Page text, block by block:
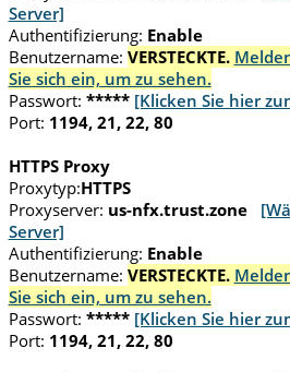
Server]
Authentifizierung: Enable
Benutzername: VERSTECKTE.
Sie sich ein, um zu sehen.
Passwort: ***** [Klicken Sie hier
Port: 1194, 21, 22, 80
HTTPS Proxy
Proxytyp:HTTPS
Proxyserver: us-nfx.trust.zone
Server]
Authentifizierung: Enable
Benutzername: VERSTECKTE.
Sie sich ein, um zu sehen.
Passwort: ***** [Klicken Sie hier
Port: 1194, 21, 22, 80